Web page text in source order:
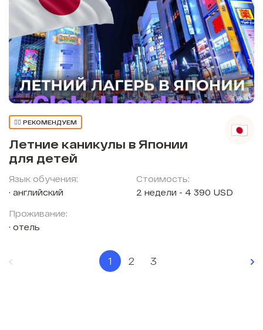
👍🏼 РЕКОМЕНДУЕМ
Летние каникулы в Японии
для детей
Язык обучения:
английский
Проживание:
отель
Стоимость:
2 недели - 4 390 USD
1 2 3